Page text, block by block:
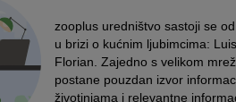
zooplus uredništvo sastoji se
u brizi o kućnim ljubimcima:
Florian. Zajedno s velikom
postane pouzdan izvor
životinjama i relevantne